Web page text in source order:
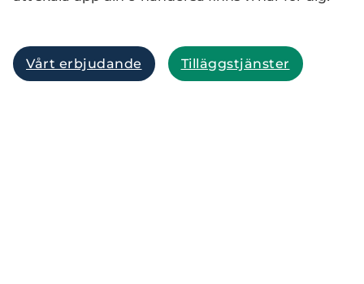
Vårt erbjudande Tilläggstjänster